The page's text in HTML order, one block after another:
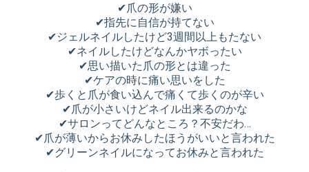
✔︎爪の形が嫌い
✔︎指先に自信が持てない
✔︎ジェルネイルしたけど3週間以上もたない
✔︎ネイルしたけどなんかヤボったい
✔︎思い描いた爪の形とは違った
✔︎ケアの時に痛い思いをした
✔︎歩くと爪が食い込んで痛くて歩くのが辛い
✔︎爪が小さいけどネイル出来るのかな
✔︎サロンってどんなところ？不安だわ…
✔︎爪が薄いからお休みしたほうがいいと言われた
✔︎グリーンネイルになってお休みと言われた